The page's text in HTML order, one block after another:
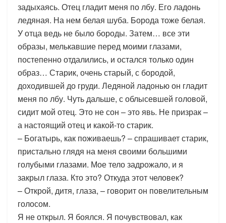
задыхаясь. Отец гладит меня по лбу. Его ладонь
ледяная. На нем белая шуба. Борода тоже белая.
У отца ведь не было бороды. Затем… все эти
образы, мелькавшие перед моими глазами,
постепенно отдалились, и остался только один
образ… Старик, очень старый, с бородой,
доходившей до груди. Ледяной ладонью он гладит
меня по лбу. Чуть дальше, с облысевшей головой,
сидит мой отец. Это не сон – это явь. Не призрак –
а настоящий отец и какой-то старик.
– Богатырь, как поживаешь? – спрашивает старик,
пристально глядя на меня своими большими
голубыми глазами. Мое тело задрожало, и я
закрыл глаза. Кто это? Откуда этот человек?
– Открой, дитя, глаза, – говорит он повелительным
голосом.
Я не открыл. Я боялся. Я почувствовал, как